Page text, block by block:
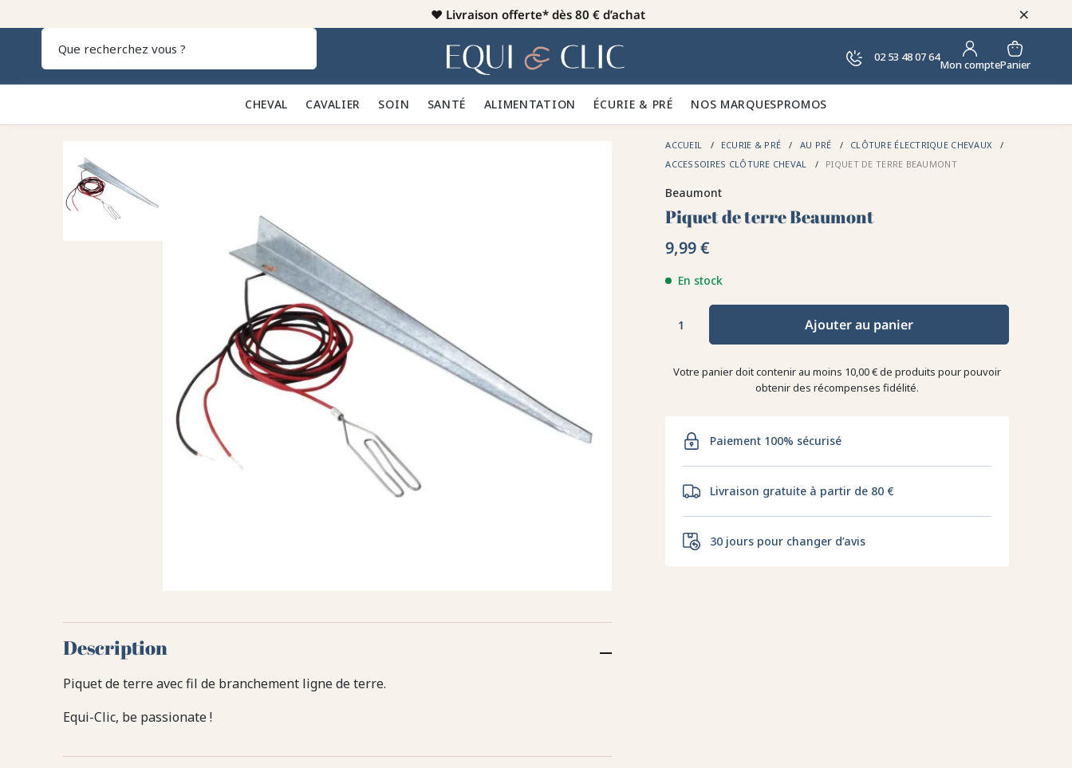
♥️ Livraison offerte* dès 80 € d’achat ×
Home 02 53 48 07 64
Mon comptePanier
CHEVAL 🐎 CAVALIER 👕 SOIN 🪮 SANTÉ ✨ ALIMENTATION 🥕 ÉCURIE & PRÉ 🍃 NOS MARQUESPROMOS
ACCUEIL ECURIE & PRÉ AU PRÉ
CLÔTURE ÉLECTRIQUE CHEVAUX
ACCESSOIRES CLÔTURE CHEVAL
PIQUET DE TERRE BEAUMONT
Beaumont
Piquet de terre Beaumont
9,99 €
En stock
Ajouter au panier
Votre panier doit contenir au moins 10,00 € de produits pour pouvoir
obtenir des récompenses fidélité.
Paiement 100% sécurisé
Livraison gratuite à partir de 80 €
30 jours pour changer d’avis
Description
Piquet de terre avec fil de branchement ligne de terre.
Equi-Clic, be passionate !